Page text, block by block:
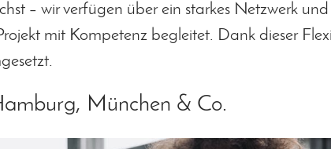
– wir verfügen über ein starkes Netzwerk
mit Kompetenz begleitet. Dank dieser
München & Co.